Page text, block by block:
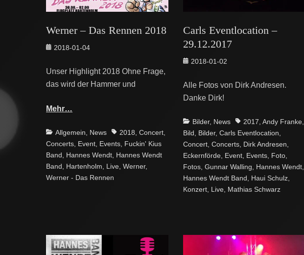
Werner – Das Rennen 2018
Posted
2018-01-04
Unser Highlight 2018 Ohne Frage,
das wird der Hammer und
Mehr…
Categories
Allgemein, News Tags2018,Concert,
Concerts, Event, Events, Fuckin' Kius
Band, Hannes Wendt, Hannes Wendt
Band, Hartenholm, Live,Werner,
Werner - Das Rennen
Carls Eventlocation –
29.12.2017
Posted
2018-01-02
Alle Fotos von Dirk Andresen.
Danke Dirk!
Categories
Bilder, News Tags2017, Andy Franke,
Bild, Bilder, Carls Eventlocation,
Concert, Concerts, Dirk Andresen,
Eckernförde, Event, Events, Foto,
Fotos, Gunnar Walling, Hannes Wendt,
Hannes Wendt Band, Haui Schulz,
Konzert, Live, Mathias Schwarz